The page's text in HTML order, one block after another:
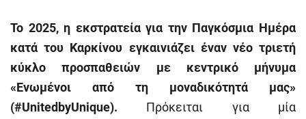
Το 2025, η εκστρατεία για την Παγκόσμια Ημέρα
κατά του Καρκίνου εγκαινιάζει έναν νέο τριετή
κύκλο προσπαθειών με κεντρικό μήνυμα
«Ενωμένοι από τη μοναδικότητά μας»
(#UnitedbyUnique). Πρόκειται για μία